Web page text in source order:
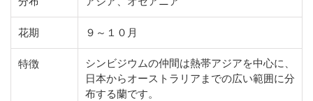
花期 ９～１０月
特徴
シンビジウムの仲間は熱帯アジアを中心に、
日本からオーストラリアまでの広い範囲に分
布する蘭です。